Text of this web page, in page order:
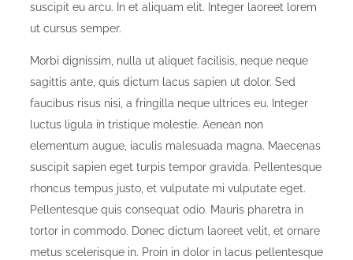
suscipit eu arcu. In et aliquam elit. Integer laoreet lorem
ut cursus semper.
Morbi dignissim, nulla ut aliquet facilisis, neque neque
sagittis ante, quis dictum lacus sapien ut dolor. Sed
faucibus risus nisi, a fringilla neque ultrices eu. Integer
luctus ligula in tristique molestie. Aenean non
elementum augue, iaculis malesuada magna. Maecenas
suscipit sapien eget turpis tempor gravida. Pellentesque
rhoncus tempus justo, et vulputate mi vulputate eget.
Pellentesque quis consequat odio. Mauris pharetra in
tortor in commodo. Donec dictum laoreet velit, et ornare
metus scelerisque in. Proin in dolor in lacus pellentesque